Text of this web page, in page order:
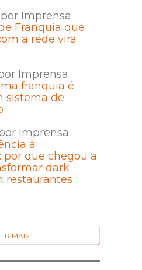
Imprensa
Franquia que
a rede vira
Imprensa
franquia é
sistema de
Imprensa
à
por que chegou a
dark
restaurantes
MAIS